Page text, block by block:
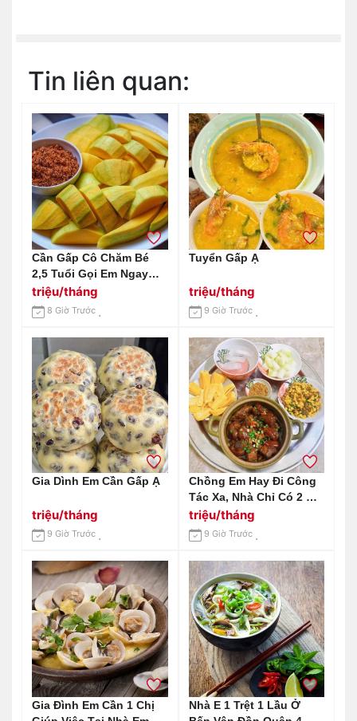
Tin liên quan:
Cần Gấp Cô Chăm Bé
2,5 Tuổi Gọi Em Ngay
0966529171
triệu/tháng
8 Giờ Trước
Tuyển Gấp Ạ
triệu/tháng
9 Giờ Trước
Gia Dình Em Cần Gấp Ạ
triệu/tháng
9 Giờ Trước
Chồng Em Hay Đi Công
Tác Xa, Nhà Chỉ Có 2 Mẹ
Con Cần Gấp 1 Chị Giúp
Việc Nhà Tại Huỳnh Tấn
Phát Quận 7 Lương 12
Triệu Bao Ăn Ở.
triệu/tháng
9 Giờ Trước
Gia Đình Em Cần 1 Chị
Nhà E 1 Trệt 1 Lầu Ở